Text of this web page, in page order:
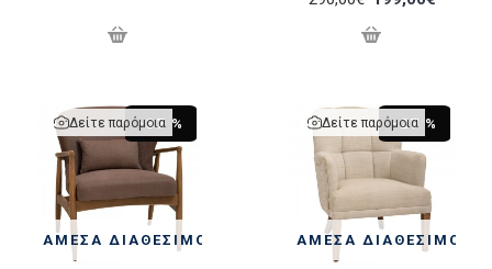
ΆΜΕΣΑ ΔΙΑΘΈΣΙΜΟ
-37 %
Δείτε παρόμοια
ΆΜΕΣΑ ΔΙΑΘΈΣΙΜΟ
-27 %
Δείτε παρόμοια